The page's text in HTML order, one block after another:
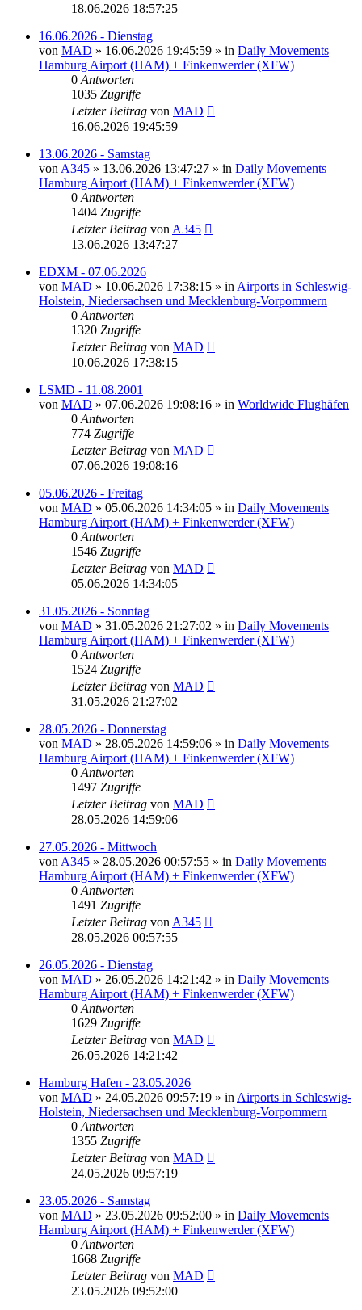
18.06.2026 18:57:25
16.06.2026 - Dienstag
von MAD » 16.06.2026 19:45:59 » in Daily Movements
Hamburg Airport (HAM) + Finkenwerder (XFW)
0 Antworten
1035 Zugriffe
Letzter Beitrag von MAD
16.06.2026 19:45:59
13.06.2026 - Samstag
von A345 » 13.06.2026 13:47:27 » in Daily Movements
Hamburg Airport (HAM) + Finkenwerder (XFW)
0 Antworten
1404 Zugriffe
Letzter Beitrag von A345
13.06.2026 13:47:27
EDXM - 07.06.2026
von MAD » 10.06.2026 17:38:15 » in Airports in Schleswig-
Holstein, Niedersachsen und Mecklenburg-Vorpommern
0 Antworten
1320 Zugriffe
Letzter Beitrag von MAD
10.06.2026 17:38:15
LSMD - 11.08.2001
von MAD » 07.06.2026 19:08:16 » in Worldwide Flughäfen
0 Antworten
774 Zugriffe
Letzter Beitrag von MAD
07.06.2026 19:08:16
05.06.2026 - Freitag
von MAD » 05.06.2026 14:34:05 » in Daily Movements
Hamburg Airport (HAM) + Finkenwerder (XFW)
0 Antworten
1546 Zugriffe
Letzter Beitrag von MAD
05.06.2026 14:34:05
31.05.2026 - Sonntag
von MAD » 31.05.2026 21:27:02 » in Daily Movements
Hamburg Airport (HAM) + Finkenwerder (XFW)
0 Antworten
1524 Zugriffe
Letzter Beitrag von MAD
31.05.2026 21:27:02
28.05.2026 - Donnerstag
von MAD » 28.05.2026 14:59:06 » in Daily Movements
Hamburg Airport (HAM) + Finkenwerder (XFW)
0 Antworten
1497 Zugriffe
Letzter Beitrag von MAD
28.05.2026 14:59:06
27.05.2026 - Mittwoch
von A345 » 28.05.2026 00:57:55 » in Daily Movements
Hamburg Airport (HAM) + Finkenwerder (XFW)
0 Antworten
1491 Zugriffe
Letzter Beitrag von A345
28.05.2026 00:57:55
26.05.2026 - Dienstag
von MAD » 26.05.2026 14:21:42 » in Daily Movements
Hamburg Airport (HAM) + Finkenwerder (XFW)
0 Antworten
1629 Zugriffe
Letzter Beitrag von MAD
26.05.2026 14:21:42
Hamburg Hafen - 23.05.2026
von MAD » 24.05.2026 09:57:19 » in Airports in Schleswig-
Holstein, Niedersachsen und Mecklenburg-Vorpommern
0 Antworten
1355 Zugriffe
Letzter Beitrag von MAD
24.05.2026 09:57:19
23.05.2026 - Samstag
von MAD » 23.05.2026 09:52:00 » in Daily Movements
Hamburg Airport (HAM) + Finkenwerder (XFW)
0 Antworten
1668 Zugriffe
Letzter Beitrag von MAD
23.05.2026 09:52:00